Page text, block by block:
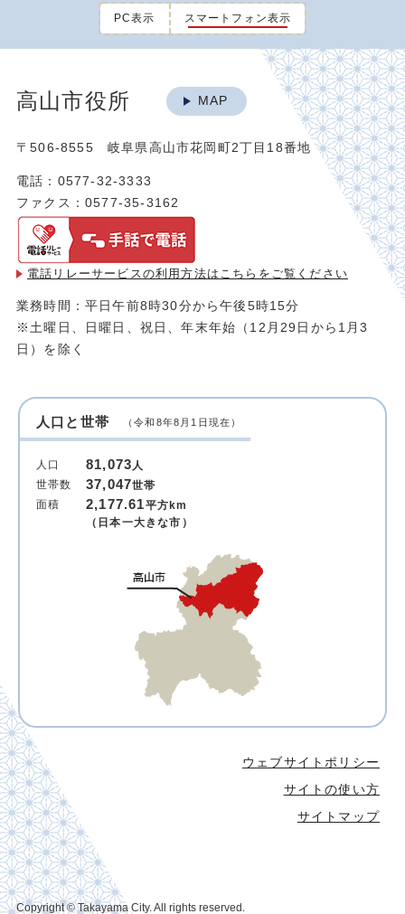
PC表示 スマートフォン表示
高山市役所 MAP
〒506-8555 岐阜県高山市花岡町2丁目18番地
電話：0577-32-3333
ファクス：0577-35-3162
電話リレーサービスの利用方法は こちらをご覧ください
業務時間：平日午前8時30分から午後5時15分
※土曜日、日曜日、祝日、年末年始（12月29日から1月3
日）を除く
人口と世帯 （令和8年8月1日現在）
人口 81,073人
世帯数
37,047世帯
面積
2,177.61平方km
（日本一大きな市）
ウェブサイトポリシー
サイトの使い方
サイトマップ
Copyright © Takayama City. All rights reserved.